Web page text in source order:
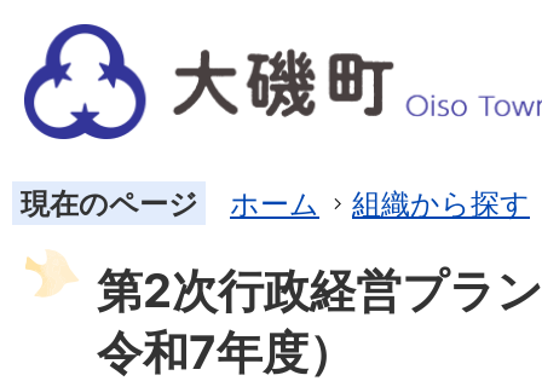
現在のページ ホーム 組織から探す
第2次行政経営プラ
令和7年度）